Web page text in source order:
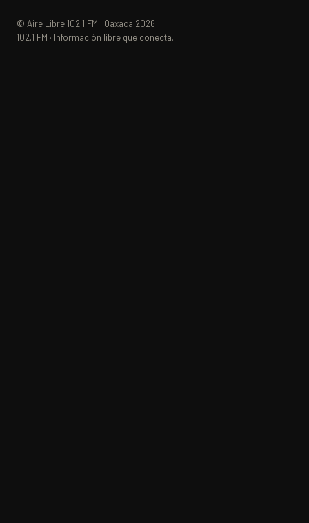
© Aire Libre 102.1 FM · Oaxaca 2026
102.1 FM · Información libre que conecta.